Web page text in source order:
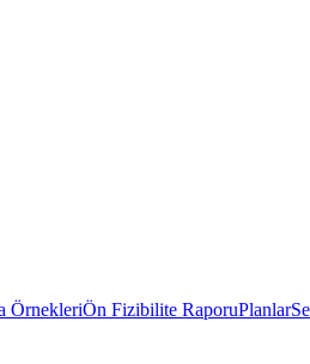
ÖrnekleriÖn Fizibilite RaporuPlanlar